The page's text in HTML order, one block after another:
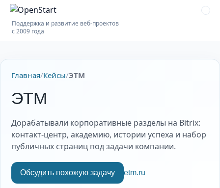
Поддержка и развитие веб-проектов
с 2009 года
Главная/Кейсы/ЭТМ
ЭТМ
Дорабатывали корпоративные разделы на Bitrix:
контакт-центр, академию, истории успеха и набор
публичных страниц под задачи компании.
Обсудить похожую задачу etm.ru